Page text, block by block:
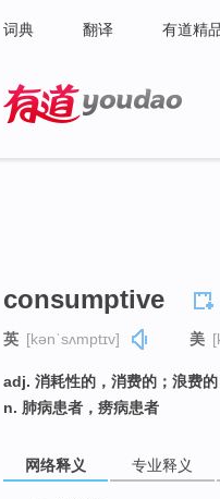
词典 翻译 有道精
consumptive
英 [kənˈsʌmptɪv] 美
adj. 消耗性的，消费的；浪费
n. 肺病患者，痨病患者
网络释义 专业释义